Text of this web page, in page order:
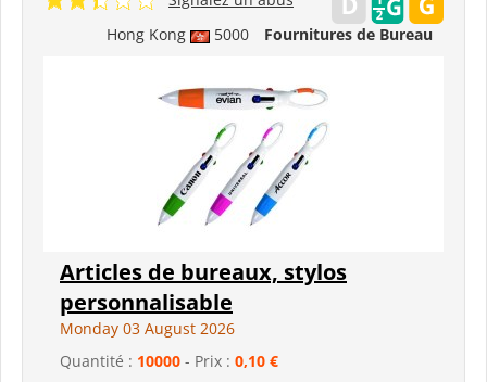
Hong Kong 5000 Fournitures de Bureau
Articles de bureaux, stylos
personnalisable
Monday 03 August 2026
Quantité : 10000 - Prix : 0,10 €